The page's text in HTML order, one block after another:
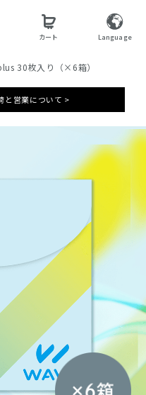
カート Language
30枚入り（×6箱）
と営業について >